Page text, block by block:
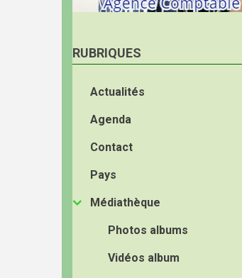
RUBRIQUES
Actualités
Agenda
Contact
Pays
Médiathèque
Photos albums
Vidéos album